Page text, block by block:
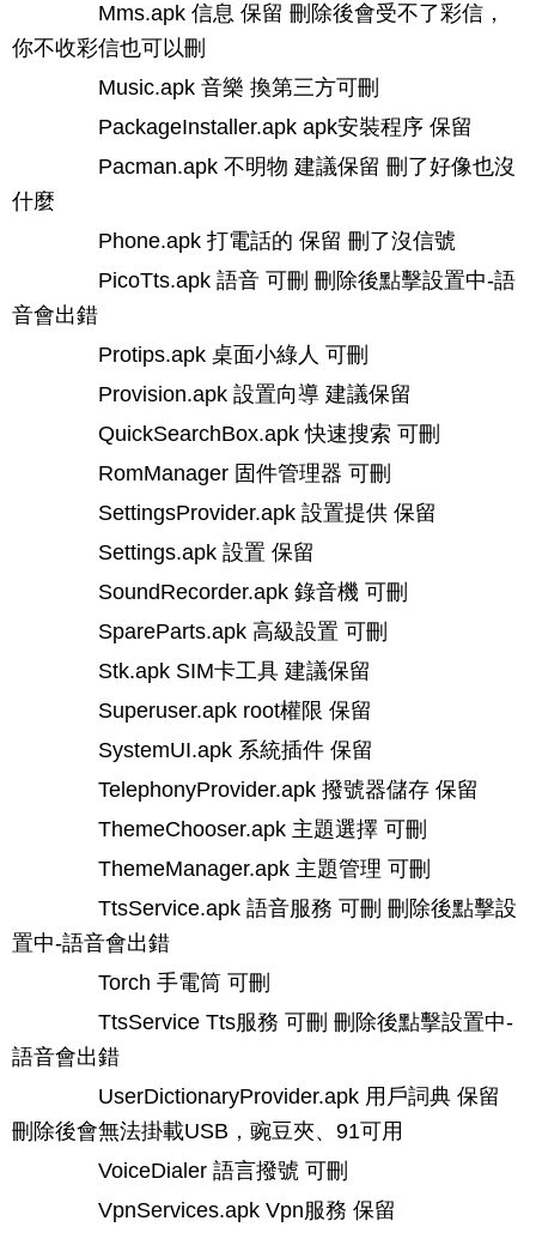
Mms.apk 信息 保留 刪除後會受不了彩信，
你不收彩信也可以刪
Music.apk 音樂 換第三方可刪
PackageInstaller.apk apk安裝程序 保留
Pacman.apk 不明物 建議保留 刪了好像也沒
什麼
Phone.apk 打電話的 保留 刪了沒信號
PicoTts.apk 語音 可刪 刪除後點擊設置中-語
音會出錯
Protips.apk 桌面小綠人 可刪
Provision.apk 設置向導 建議保留
QuickSearchBox.apk 快速搜索 可刪
RomManager 固件管理器 可刪
SettingsProvider.apk 設置提供 保留
Settings.apk 設置 保留
SoundRecorder.apk 錄音機 可刪
SpareParts.apk 高級設置 可刪
Stk.apk SIM卡工具 建議保留
Superuser.apk root權限 保留
SystemUI.apk 系統插件 保留
TelephonyProvider.apk 撥號器儲存 保留
ThemeChooser.apk 主題選擇 可刪
ThemeManager.apk 主題管理 可刪
TtsService.apk 語音服務 可刪 刪除後點擊設
置中-語音會出錯
Torch 手電筒 可刪
TtsService Tts服務 可刪 刪除後點擊設置中-
語音會出錯
UserDictionaryProvider.apk 用戶詞典 保留
刪除後會無法掛載USB，豌豆夾、91可用
VoiceDialer 語言撥號 可刪
VpnServices.apk Vpn服務 保留